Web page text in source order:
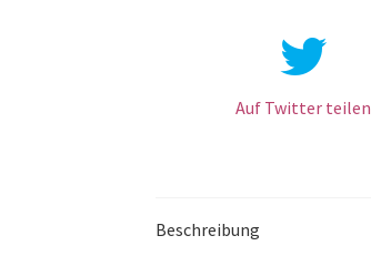
Auf Twitter teilen
Beschreibung